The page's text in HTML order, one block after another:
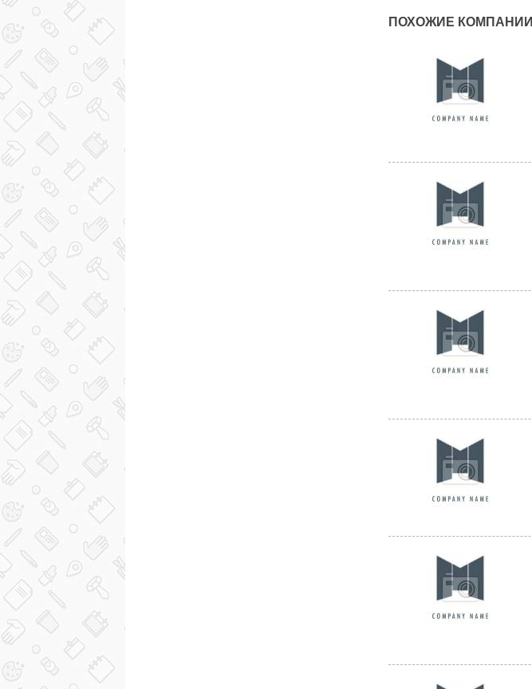
ПОХОЖИЕ КОМПАНИИ